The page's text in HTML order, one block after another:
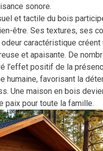
sonore.
et tactile du bois
être. Ses textures, ses
caractéristique créent
et apaisante. De
l’effet positif de la
humaine, favorisant la
Une maison en bois
paix pour toute la famille.